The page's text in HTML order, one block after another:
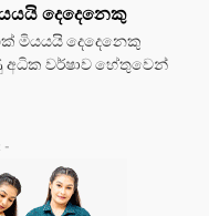
දෙදෙනෙකු
මියයයි දෙදෙනෙකු
අධික වර්ෂාව හේතුවෙන්
-